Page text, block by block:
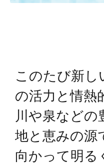
このたび新し
の活力と情熱
川や泉などの
地と恵みの源
向かって明る